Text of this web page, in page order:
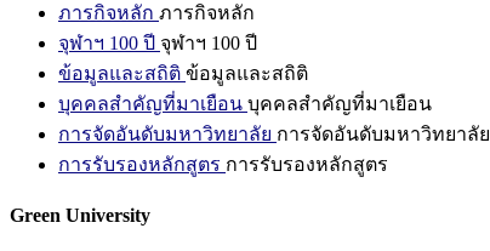
ภารกิจหลัก ภารกิจหลัก
จุฬาฯ 100 ปี จุฬาฯ 100 ปี
ข้อมูลและสถิติ ข้อมูลและสถิติ
บุคคลสำคัญที่มาเยือน บุคคลสำคัญที่มาเยือน
การจัดอันดับมหาวิทยาลัย การจัดอันดับมหาวิทยาลัย
การรับรองหลักสูตร การรับรองหลักสูตร
Green University